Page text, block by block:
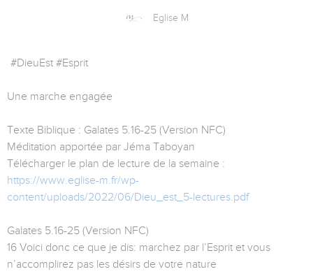
Eglise M
#DieuEst #Esprit
Une marche engagée
Texte Biblique : Galates 5.16-25 (Version NFC)
Méditation apportée par Jéma Taboyan
Télécharger le plan de lecture de la semaine :
https://www.eglise-m.fr/wp-
content/uploads/2022/06/Dieu_est_5-lectures.pdf
Galates 5.16-25 (Version NFC)
16 Voici donc ce que je dis: marchez par l’Esprit et vous
n’accomplirez pas les désirs de votre nature